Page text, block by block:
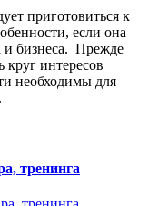
приготовиться к
если она
и бизнеса. Прежде
круг интересов
необходимы для
тренинга